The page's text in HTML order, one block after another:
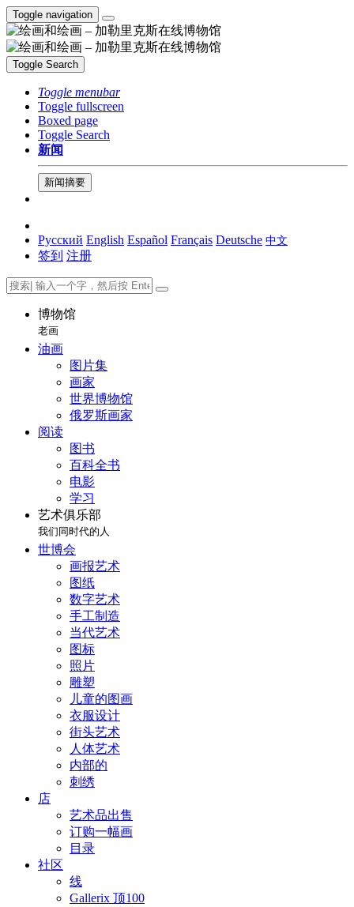
Toggle navigation
Toggle Search
Toggle menubar
Toggle fullscreen
Boxed page
Toggle Search
新闻
新闻摘要
Русский English Español Français Deutsche 中文
签到 注册
博物馆
老画
油画
图片集
画家
世界博物馆
俄罗斯画家
阅读
图书
百科全书
电影
学习
艺术俱乐部
我们同时代的人
世博会
画报艺术
图纸
数字艺术
手工制造
当代艺术
图标
照片
雕塑
儿童的图画
衣服设计
街头艺术
人体艺术
内部的
刺绣
店
艺术品出售
订购一幅画
目录
社区
线
Gallerix 顶100